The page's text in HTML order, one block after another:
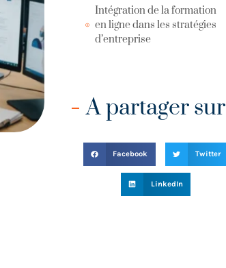
Intégration de la formation
en ligne dans les stratégies
d’entreprise
A partager sur
Facebook Twitter
LinkedIn